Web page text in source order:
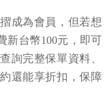
成為會員，但若想
新台幣100元，即可
詢完整保單資料、
還能享折扣，保障